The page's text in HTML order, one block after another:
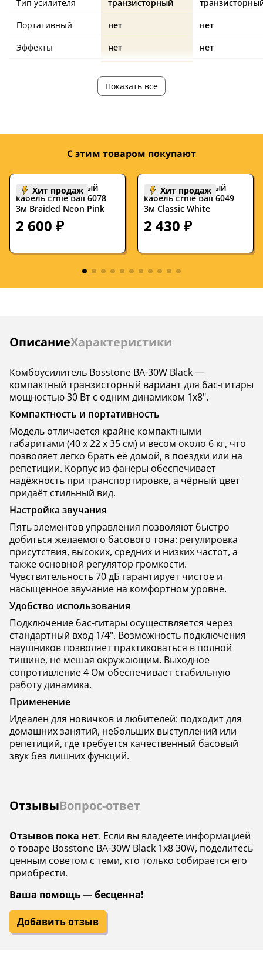
Тип усилителя транзисторный
Портативный
нет
нет
Эффекты
нет
нет
Цвет корпуса
оранжевый
Сопротивление,
Ом
—
Показать все
С этим товаром покупают
Хит продаж
Инструментальный
кабель Ernie Ball 6078
3м Braided Neon Pink
2 600 ₽
Хит продаж
Инструментальный
кабель Ernie Ball 6049
3м Classic White
2 430 ₽
ОписаниеХарактеристики
Инструкции
Комбоусилитель Bosstone BA-30W Black —
компактный транзисторный вариант для бас-гитары
мощностью 30 Вт с одним динамиком 1х8".
Компактность и портативность
Модель отличается крайне компактными
габаритами (40 x 22 x 35 см) и весом около 6 кг, что
позволяет легко брать её домой, в поездки или на
репетиции. Корпус из фанеры обеспечивает
надёжность при транспортировке, а чёрный цвет
придаёт стильный вид.
Настройка звучания
Пять элементов управления позволяют быстро
добиться желаемого басового тона: регулировка
присутствия, высоких, средних и низких частот, а
также основной регулятор громкости.
Чувствительность 70 дБ гарантирует чистое и
насыщенное звучание на комфортном уровне.
Удобство использования
Подключение бас-гитары осуществляется через
стандартный вход 1/4". Возможность подключения
наушников позволяет практиковаться в полной
тишине, не мешая окружающим. Выходное
сопротивление 4 Ом обеспечивает стабильную
работу динамика.
Применение
Идеален для новичков и любителей: подходит для
домашних занятий, небольших выступлений или
репетиций, где требуется качественный басовый
звук без лишних функций.
ОтзывыВопрос-ответ
Отзывов пока нет. Если вы владеете информацией
о товаре Bosstone BA-30W Black 1х8 30W, поделитесь
ценным советом с теми, кто только собирается его
приобрести.
Ваша помощь — бесценна!
Добавить отзыв